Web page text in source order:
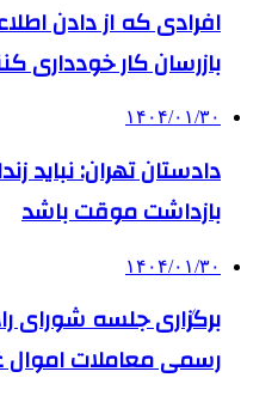
افرادی که از دادن
بازرسان کار خودداری
۱۴۰۴/۰۱/۳۰
دادستان تهران: نباید
بازداشت موقت باشد
۱۴۰۴/۰۱/۳۰
برگزاری جلسه شورای
رسمی معاملات اموال